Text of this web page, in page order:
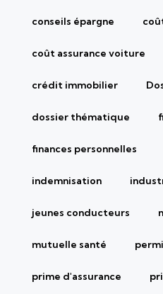
conseils épargne
coût assurance voiture
crédit immobilier
dossier thématique
finances personnelles
indemnisation
jeunes conducteurs
mutuelle santé
prime d'assurance